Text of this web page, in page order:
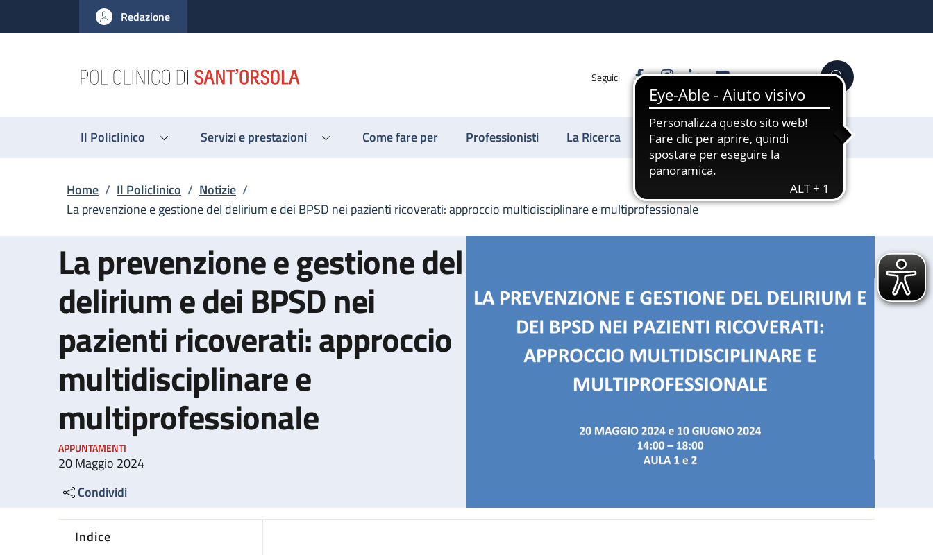
al contenuto principale
to footer content
Redazione
Seguici FacebookInstagram
LinkedinYouTube Cerca
Il Policlinico Servizi e prestazioni Come fare per Professionisti La Ricerca Sostienici
Briciole di pane
Home / Il Policlinico / Notizie /
La prevenzione e gestione del delirium e dei BPSD nei pazienti ricoverati: approccio multidisciplinare e multiprofessionale
La prevenzione e gestione del
delirium e dei BPSD nei
pazienti ricoverati: approccio
multidisciplinare e
multiprofessionale
APPUNTAMENTI
20 Maggio 2024
Condividi
Indice